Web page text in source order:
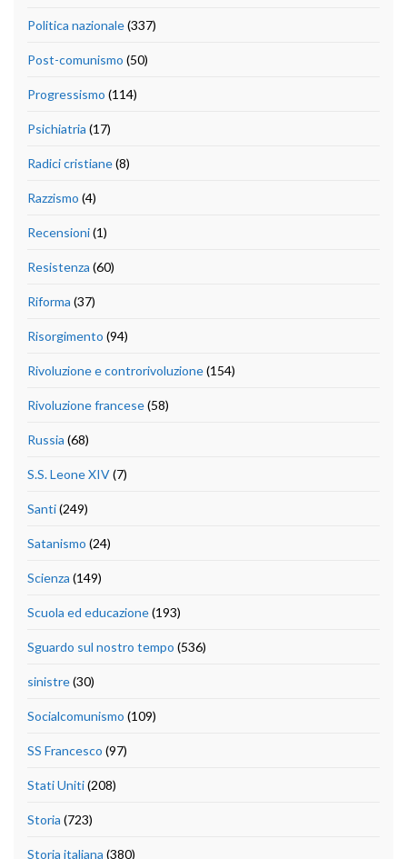
Politica nazionale(337)
Post-comunismo (50)
Progressismo (114)
Psichiatria (17)
Radici cristiane(8)
Razzismo (4)
Recensioni(1)
Resistenza (60)
Riforma (37)
Risorgimento (94)
Rivoluzione e controrivoluzione(154)
Rivoluzione francese(58)
Russia (68)
S.S. Leone XIV(7)
Santi(249)
Satanismo (24)
Scienza (149)
Scuola ed educazione(193)
Sguardo sul nostro tempo (536)
sinistre(30)
Socialcomunismo (109)
SS Francesco (97)
Stati Uniti(208)
Storia (723)
Storia italiana (380)